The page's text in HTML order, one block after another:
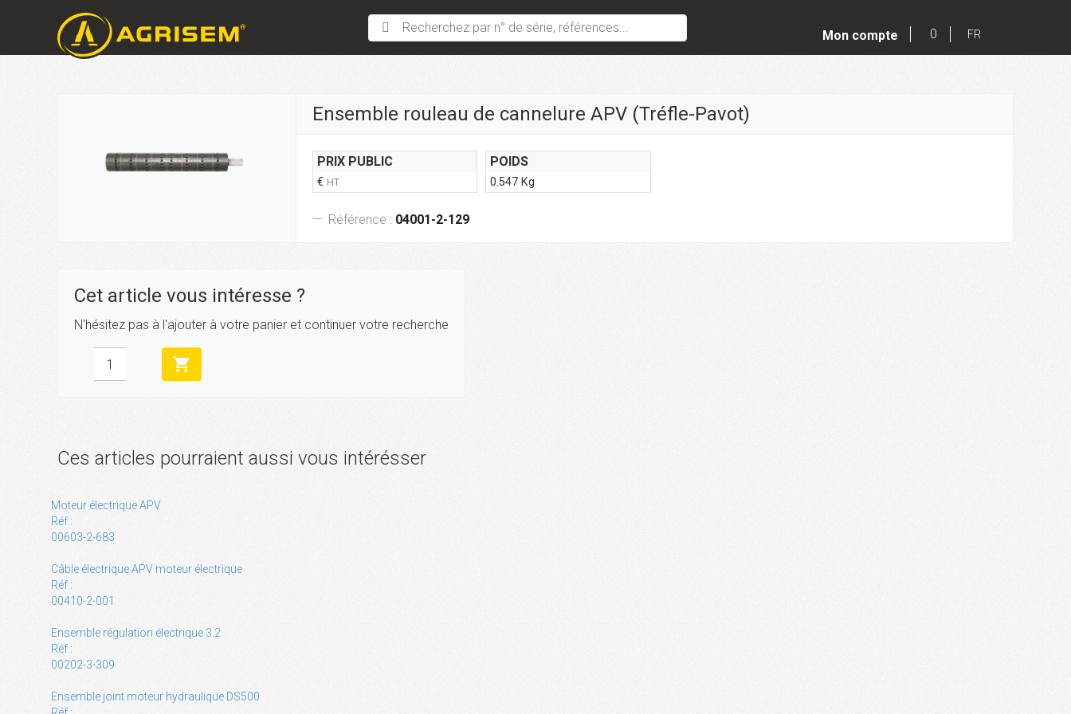
Recherchez par n° de série, références...
Mon compte 0 FR
Ensemble rouleau de cannelure APV (Tréfle-Pavot)
PRIX PUBLIC
€ HT
POIDS
0.547 Kg
Référence : 04001-2-129
Cet article vous intéresse ?
N'hésitez pas à l'ajouter à votre panier et continuer votre recherche
shopping_cart
Ces articles pourraient aussi vous intérésser
Moteur électrique APV
Réf :
00603-2-683
Câble électrique APV moteur électrique
Réf :
00410-2-001
Ensemble régulation électrique 3.2
Réf :
00202-3-309
Ensemble joint moteur hydraulique DS500